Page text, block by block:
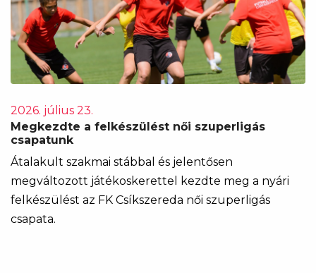
2026. július 23.
Megkezdte a felkészülést női szuperligás
csapatunk
Átalakult szakmai stábbal és jelentősen
megváltozott játékoskerettel kezdte meg a nyári
felkészülést az FK Csíkszereda női szuperligás
csapata.